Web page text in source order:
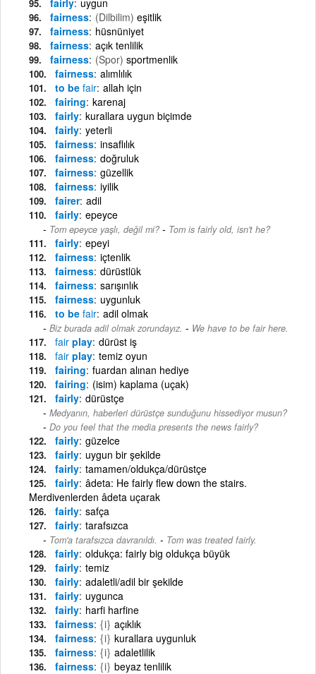
fairness (Dilbilim) eşitlik
fairness hüsnüniyet
fairness açık tenlilik
fairness (Spor) sportmenlik
fairness alımlılık
to be fair allah için
fairing karenaj
fairly kurallara uygun biçimde
fairly yeterli
fairness insaflılık
fairness doğruluk
fairness güzellik
fairness iyilik
fairer adil
fairly epeyce
Tom epeyce yaşlı, değil mi? - Tom is fairly old, isn't he?
fairly epeyi
fairness içtenlik
fairness dürüstlük
fairness sarışınlık
fairness uygunluk
to be fair adil olmak
Biz burada adil olmak zorundayız. - We have to be fair here.
fair play dürüst iş
fair play temiz oyun
fairing fuardan alınan hediye
fairing (isim) kaplama (uçak)
fairly dürüstçe
Medyanın, haberleri dürüstçe sunduğunu hissediyor musun?
- Do you feel that the media presents the news fairly?
fairly güzelce
fairly uygun bir şekilde
fairly tamamen/oldukça/dürüstçe
fairly âdeta: He fairly flew down the stairs.
Merdivenlerden âdeta uçarak
fairly safça
fairly tarafsızca
Tom'a tarafsızca davranıldı. - Tom was treated fairly.
fairly oldukça: fairly big oldukça büyük
fairly temiz
fairly adaletli/adil bir şekilde
fairly uygunca
fairly harfi harfine
fairness {i} açıklık
fairness {i} kurallara uygunluk
fairness {i} adaletlilik
fairness {i} beyaz tenlilik